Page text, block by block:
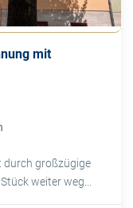
mit
durch großzügige
weiter weg...